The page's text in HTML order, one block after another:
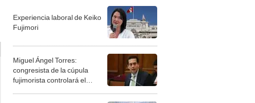
Experiencia laboral de Keiko
Fujimori
Miguel Ángel Torres:
congresista de la cúpula
fujimorista controlará el